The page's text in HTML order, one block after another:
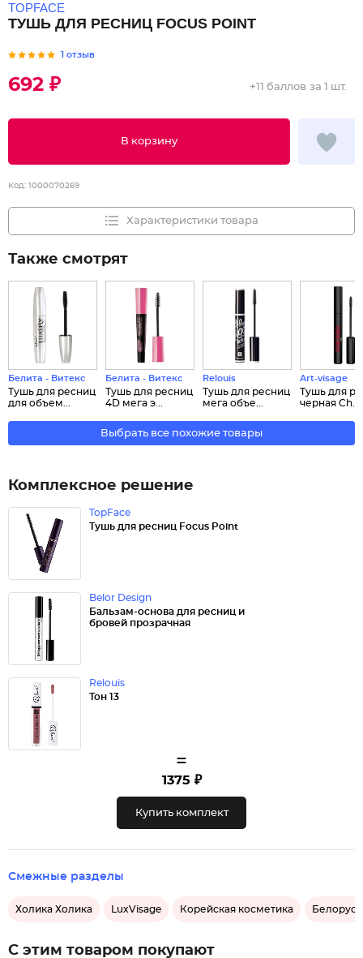
TOPFACE
ТУШЬ ДЛЯ РЕСНИЦ FOCUS POINT
1 отзыв
692 ₽
В корзину
+11 баллов за 1 шт.
Код: 1000070269
Характеристики товара
Также смотрят
Белита - Витекс
Тушь для ресниц
для объем...
Белита - Витекс
Тушь для ресниц
4D мега э...
Relouis
Тушь для ресниц
мега объе...
Art-visage
Тушь для
черная Ch...
Выбрать все похожие товары
Комплексное решение
TopFace
Тушь для ресниц Focus Point
Belor Design
Бальзам-основа для ресниц и
бровей прозрачная
Relouis
Тон 13
=
1375 ₽
Купить комплект
Смежные разделы
Холика Холика LuxVisage Корейская косметика
С этим товаром покупают